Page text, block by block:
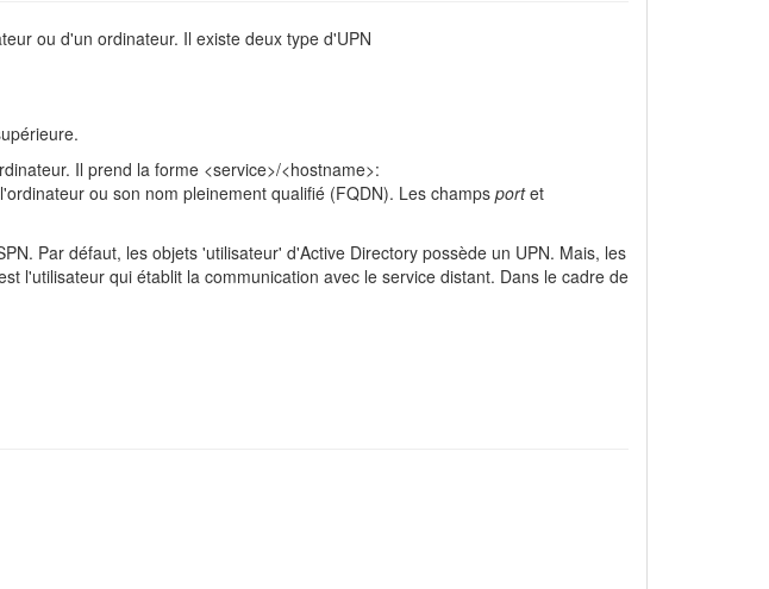
ou d'un ordinateur. Il existe deux type d'UPN
Il prend la forme <service>/<hostname>:
ou son nom pleinement qualifié (FQDN). Les champs portet
Par défaut, les objets 'utilisateur' d'Active Directory possède un UPN. Mais, les
l'utilisateur qui établit la communication avec le service distant. Dans le cadre de